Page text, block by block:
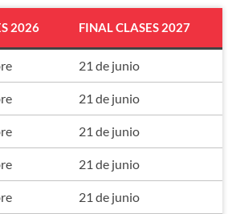
2026 FINAL CLASES 2027
21 de junio
21 de junio
21 de junio
21 de junio
21 de junio